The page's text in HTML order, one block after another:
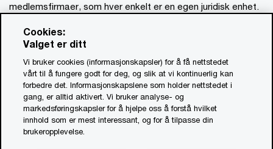
medlemsfirmaer, som hver enkelt er en egen juridisk enhet.
Ansvarsbegrensning
Om utgiver
Standardvilkår
Åpenhetsrapport
Åpenhetsloven PwC (PDF, 0.9 MB)
Cookies:
Valget er ditt
Vi bruker cookies (informasjonskapsler) for å få nettstedet
vårt til å fungere godt for deg, og slik at vi kontinuerlig kan
forbedre det. Informasjonskapslene som holder nettstedet i
gang, er alltid aktivert. Vi bruker analyse- og
markedsføringskapsler for å hjelpe oss å forstå hvilket
innhold som er mest interessant, og for å tilpasse din
brukeropplevelse.